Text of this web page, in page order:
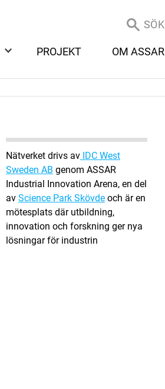
SÖK
PROJEKT OM ASSAR
Nätverket drivs av IDC West
Sweden AB genom ASSAR
Industrial Innovation Arena, en del
av Science Park Skövde och är en
mötesplats där utbildning,
innovation och forskning ger nya
lösningar för industrin